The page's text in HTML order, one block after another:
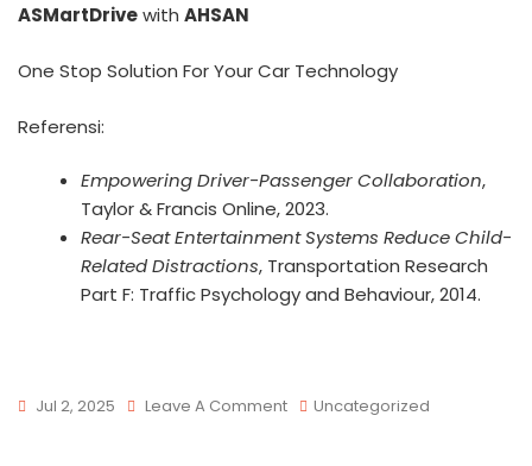
ASMartDrivewith AHSAN
One Stop Solution For Your Car Technology
Referensi:
Empowering Driver-Passenger Collaboration,
Taylor & Francis Online, 2023.
Rear-Seat Entertainment Systems Reduce Child-
Related Distractions, Transportation Research
Part F: Traffic Psychology and Behaviour, 2014.
Jul 2, 2025 Leave A Comment Uncategorized